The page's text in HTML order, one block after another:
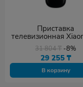
Приставка
телевизионная
Stick 4K 2nd Gen
AA
31 804₸ -8%
29 255 ₸
В корзину